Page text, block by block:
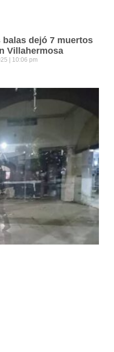
dejó 7 muertos
Villahermosa
10:06 pm